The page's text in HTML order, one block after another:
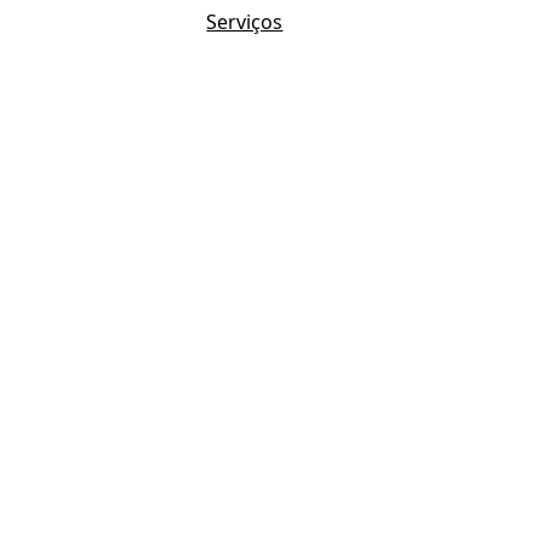
Serviços